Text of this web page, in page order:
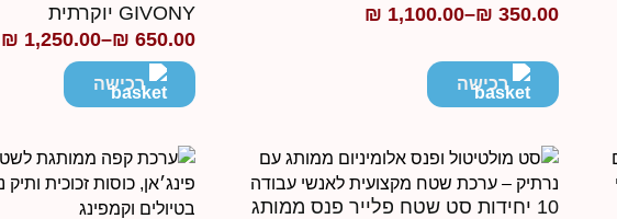
₪ 350.00
–
₪ 1,100.00
טווח
עד
רכישה
GIVONY יוקרתית
₪ 650.00
–
₪ 1,250.00
טווח
מחירים:רכישה
10 יחידות סט שטח פלייר פנס ממותג